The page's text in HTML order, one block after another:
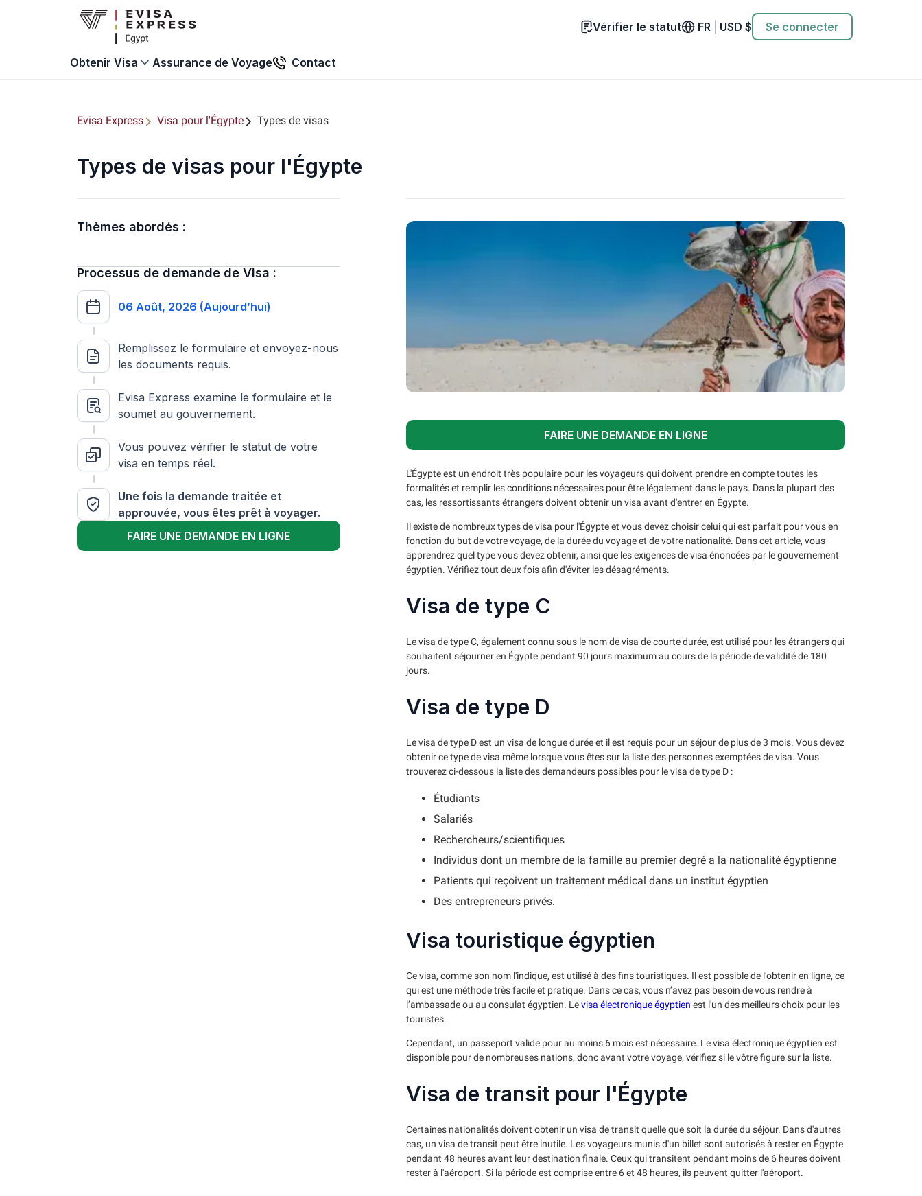
Vérifier le statut FR USD $ Se connecter
Obtenir Visa Assurance de Voyage Contact
Evisa Express Visa pour l'Égypte Types de visas
Types de visas pour l'Égypte
Thèmes abordés :
Processus de demande de Visa :
06 Août, 2026 (Aujourd’hui)
Remplissez le formulaire et envoyez-nous
les documents requis.
Evisa Express examine le formulaire et le
soumet au gouvernement.
Vous pouvez vérifier le statut de votre
visa en temps réel.
Une fois la demande traitée et
approuvée, vous êtes prêt à voyager.
FAIRE UNE DEMANDE EN LIGNE
FAIRE UNE DEMANDE EN LIGNE
L'Égypte est un endroit très populaire pour les voyageurs qui doivent prendre en compte toutes les
formalités et remplir les conditions nécessaires pour être légalement dans le pays. Dans la plupart des
cas, les ressortissants étrangers doivent obtenir un visa avant d'entrer en Égypte.
Il existe de nombreux types de visa pour l'Égypte et vous devez choisir celui qui est parfait pour vous en
fonction du but de votre voyage, de la durée du voyage et de votre nationalité. Dans cet article, vous
apprendrez quel type vous devez obtenir, ainsi que les exigences de visa énoncées par le gouvernement
égyptien. Vérifiez tout deux fois afin d'éviter les désagréments.
Visa de type C
Le visa de type C, également connu sous le nom de visa de courte durée, est utilisé pour les étrangers qui
souhaitent séjourner en Égypte pendant 90 jours maximum au cours de la période de validité de 180
jours.
Visa de type D
Le visa de type D est un visa de longue durée et il est requis pour un séjour de plus de 3 mois. Vous devez
obtenir ce type de visa même lorsque vous êtes sur la liste des personnes exemptées de visa. Vous
trouverez ci-dessous la liste des demandeurs possibles pour le visa de type D :
Étudiants
Salariés
Rechercheurs/scientifiques
Individus dont un membre de la famille au premier degré a la nationalité égyptienne
Patients qui reçoivent un traitement médical dans un institut égyptien
Des entrepreneurs privés.
Visa touristique égyptien
Ce visa, comme son nom l'indique, est utilisé à des fins touristiques. Il est possible de l'obtenir en ligne, ce
qui est une méthode très facile et pratique. Dans ce cas, vous n’avez pas besoin de vous rendre à
l’ambassade ou au consulat égyptien. Levisa électronique égyptien est l'un des meilleurs choix pour les
touristes.
Cependant, un passeport valide pour au moins 6 mois est nécessaire. Le visa électronique égyptien est
disponible pour de nombreuses nations, donc avant votre voyage, vérifiez si le vôtre figure sur la liste.
Visa de transit pour l'Égypte
Certaines nationalités doivent obtenir un visa de transit quelle que soit la durée du séjour. Dans d'autres
cas, un visa de transit peut être inutile. Les voyageurs munis d'un billet sont autorisés à rester en Égypte
pendant 48 heures avant leur destination finale. Ceux qui transitent pendant moins de 6 heures doivent
rester à l'aéroport. Si la période est comprise entre 6 et 48 heures, ils peuvent quitter l'aéroport.